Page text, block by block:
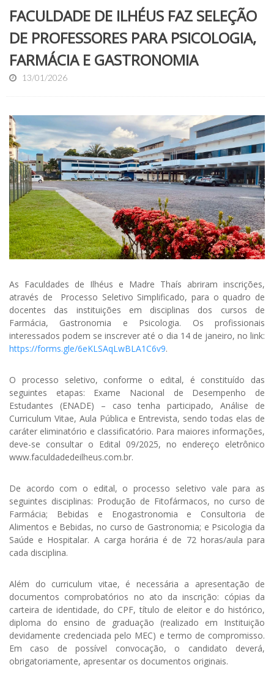
FACULDADE DE ILHÉUS FAZ SELEÇÃO
DE PROFESSORES PARA PSICOLOGIA,
FARMÁCIA E GASTRONOMIA
13/01/2026
As Faculdades de Ilhéus e Madre Thaís abriram inscrições,
através de Processo Seletivo Simplificado, para o quadro de
docentes das instituições em disciplinas dos cursos de
Farmácia, Gastronomia e Psicologia. Os profissionais
interessados podem se inscrever até o dia 14 de janeiro, no link:
https://forms.gle/6eKLSAqLwBLA1C6v9.
O processo seletivo, conforme o edital, é constituído das
seguintes etapas: Exame Nacional de Desempenho de
Estudantes (ENADE) – caso tenha participado, Análise de
Curriculum Vitae, Aula Pública e Entrevista, sendo todas elas de
caráter eliminatório e classificatório. Para maiores informações,
deve-se consultar o Edital 09/2025, no endereço eletrônico
www.faculdadedeilheus.com.br.
De acordo com o edital, o processo seletivo vale para as
seguintes disciplinas: Produção de Fitofármacos, no curso de
Farmácia; Bebidas e Enogastronomia e Consultoria de
Alimentos e Bebidas, no curso de Gastronomia; e Psicologia da
Saúde e Hospitalar. A carga horária é de 72 horas/aula para
cada disciplina.
Além do curriculum vitae, é necessária a apresentação de
documentos comprobatórios no ato da inscrição: cópias da
carteira de identidade, do CPF, título de eleitor e do histórico,
diploma do ensino de graduação (realizado em Instituição
devidamente credenciada pelo MEC) e termo de compromisso.
Em caso de possível convocação, o candidato deverá,
obrigatoriamente, apresentar os documentos originais.